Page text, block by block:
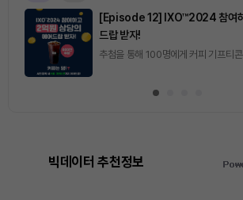
[토큰포스트] 기사 퀴즈 657회차
2026.08.06 (목) ~ 2026.08.07 (금)
빅데이터 추천정보